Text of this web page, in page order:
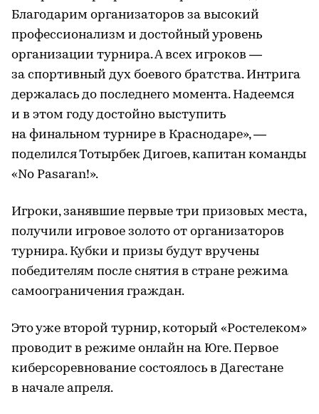
Благодарим организаторов за высокий
профессионализм и достойный уровень
организации турнира. А всех игроков —
за спортивный дух боевого братства. Интрига
держалась до последнего момента. Надеемся
и в этом году достойно выступить
на финальном турнире в Краснодаре», —
поделился Тотырбек Дигоев, капитан команды
«No Pasaran!».
Игроки, занявшие первые три призовых места,
получили игровое золото от организаторов
турнира. Кубки и призы будут вручены
победителям после снятия в стране режима
самоограничения граждан.
Это уже второй турнир, который «Ростелеком»
проводит в режиме онлайн на Юге. Первое
киберсоревнование состоялось в Дагестане
в начале апреля.